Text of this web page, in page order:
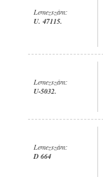
Lemezszám:
U. 47115.
Lemezszám:
U-5032.
Lemezszám:
D 664